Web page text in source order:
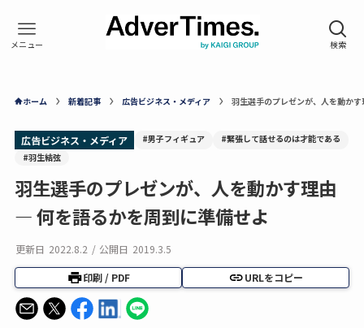
ホーム 新着記事 広告ビジネス・メディア 羽生選手のプレゼンが、人を動か
広告ビジネス・メディア #男子フィギュア
#緊張して話せるのは才能である
#羽生結弦
羽生選手のプレゼンが、人を動かす理由
— 何を語るかを周到に準備せよ
更新日 2022.8.2 / 公開日 2019.3.5
印刷 / PDF URLをコピー